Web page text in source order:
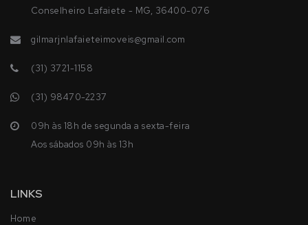
Conselheiro Lafaiete - MG, 36400-076
gilmarjnlafaieteimoveis@gmail.com
(31) 3721-1158
(31) 98470-2237
09h às 18h de segunda a sexta-feira
Aos sábados 09h às 13h
LINKS
Home